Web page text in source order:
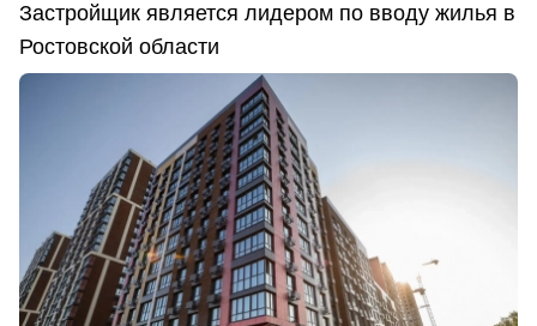
Застройщик является лидером по вводу жилья в
Ростовской области